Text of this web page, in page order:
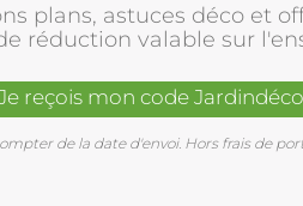
plans, astuces déco et
réduction valable sur
reçois mon code Jardindéco
de la date d'envoi. Hors frais de